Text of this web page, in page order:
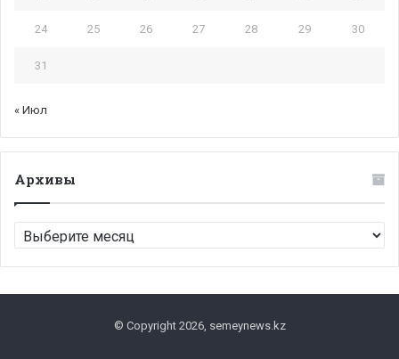
24 25 26 27 28 29 30
31
« Июл
Архивы
Архивы
© Copyright 2026, semeynews.kz